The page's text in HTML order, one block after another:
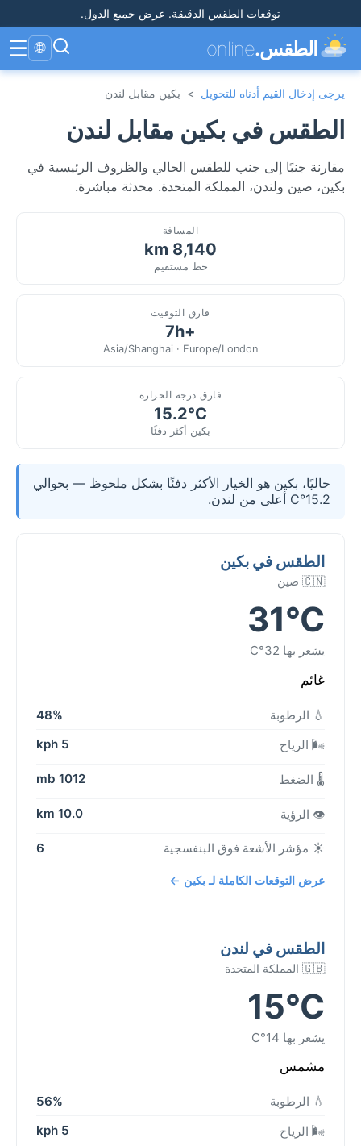
توقعات الطقس الدقيقة. عرض جميع الدول.
الطقس.online
🌐
☰
يرجى إدخال القيم أدناه للتحويل > بكين مقابل لندن
الطقس في بكين مقابل لندن
مقارنة جنبًا إلى جنب للطقس الحالي والظروف الرئيسية في
بكين، صين ولندن، المملكة المتحدة. محدثة مباشرة.
المسافة
8,140 km
خط مستقيم
فارق التوقيت
+7h
Asia/Shanghai · Europe/London
فارق درجة الحرارة
15.2°C
بكين أكثر دفئًا
حاليًا، بكين هو الخيار الأكثر دفئًا بشكل ملحوظ — بحوالي
15.2°C أعلى من لندن.
الطقس في بكين
🇨🇳 صين
31°C
يشعر بها 32°C
غائم
💧 الرطوبة
48%
🌬️ الرياح
5 kph
🌡️ الضغط 1012 mb
👁️ الرؤية 10.0 km
☀️ مؤشر الأشعة فوق البنفسجية 6
عرض التوقعات الكاملة لـ بكين ←
الطقس في لندن
🇬🇧 المملكة المتحدة
15°C
يشعر بها 14°C
مشمس
💧 الرطوبة
56%
🌬️ الرياح
5 kph